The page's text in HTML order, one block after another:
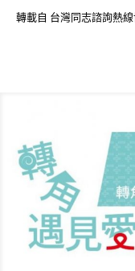
轉載自 台灣同志諮詢熱